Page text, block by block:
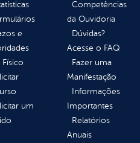
e
Físico
um
Competências
da Ouvidoria
Dúvidas?
Acesse o FAQ
Fazer uma
Manifestação
Informações
Importantes
Relatórios
Anuais